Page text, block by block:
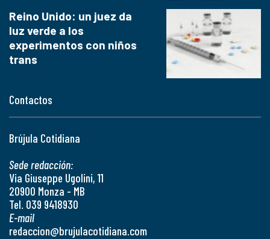
Contactos
Brújula Cotidiana
Sede redacción:
Via Giuseppe Ugolini, 11
20900 Monza - MB
Tel. 039 9418930
E-mail
redaccion@brujulacotidiana.com
Reino Unido: un juez da
luz verde a los
experimentos con niños
trans